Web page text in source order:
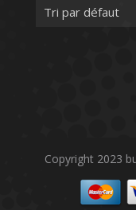
Tri par défaut
Copyright 2023